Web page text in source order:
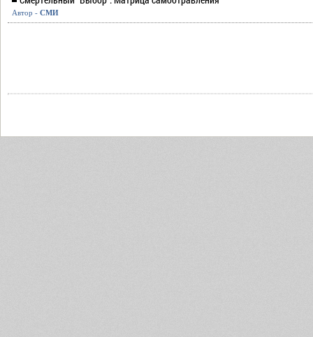
Автор - СМИ